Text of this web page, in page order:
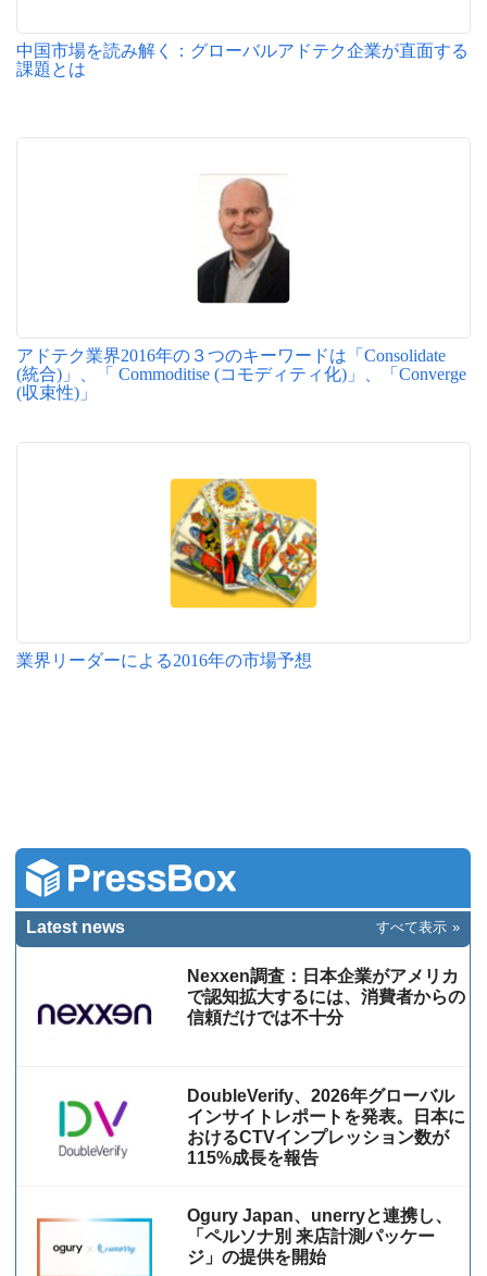
中国市場を読み解く：グローバルアドテク企業が直面する
課題とは
アドテク業界2016年の３つのキーワードは「Consolidate
(統合)」、「 Commoditise (コモディティ化)」、「Converge
(収束性)」
業界リーダーによる2016年の市場予想
Latest news すべて表示
Nexxen調査：日本企業がアメリカ
で認知拡大するには、消費者からの
信頼だけでは不十分
DoubleVerify、2026年グローバル
インサイトレポートを発表。日本に
おけるCTVインプレッション数が
115%成⻑を報告
Ogury Japan、unerryと連携し、
「ペルソナ別 来店計測パッケー
ジ」の提供を開始